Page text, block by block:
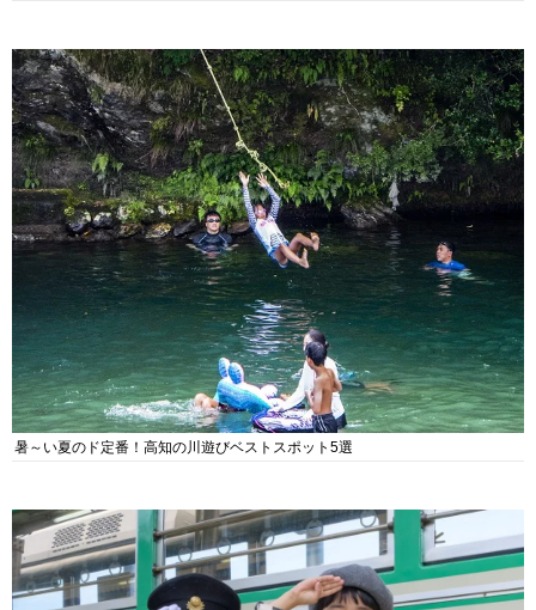
暑～い夏のド定番！高知の川遊びベストスポット5選